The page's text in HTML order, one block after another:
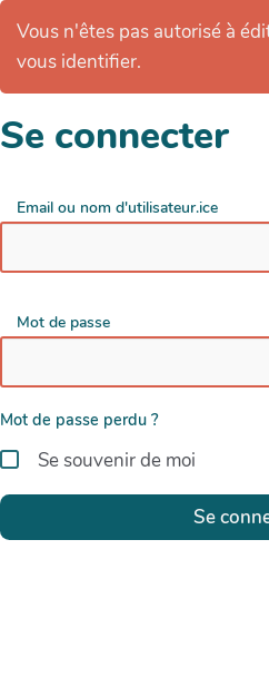
Vous n'êtes pas autorisé à
vous identifier.
Se connecter
Email ou nom d'utilisateur.ice
Mot de passe
Mot de passe perdu ?
Se souvenir de moi
Se